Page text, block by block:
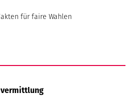
für faire Wahlen